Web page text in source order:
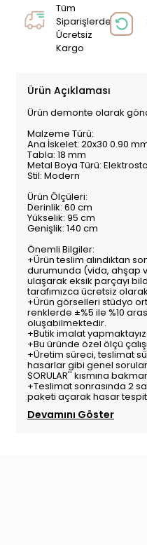
Tüm
Siparişlerde
Ücretsiz
Kargo
Ürün Açıklaması
Ürün demonte olarak
Malzeme Türü:
Ana İskelet: 20x30 0.90
Tabla: 18 mm
Metal Boya Türü:
Stil: Modern
Ürün Ölçüleri:
Derinlik: 60 cm
Yükselik: 95 cm
Genişlik: 140 cm
Önemli Bilgiler:
+Ürün teslim alındıktan
durumunda (vida, ahşap
ulaşarak eksik parçayı
tarafımızca ücretsiz
+Ürün görselleri stüdyo
renklerde ±%5 ile %10
oluşabilmektedir.
+Butik imalat yapmaktayız.
+Bu üründe özel ölçü
+Üretim süreci, teslimat
hasarlar gibi genel sorular
SORULAR'' kısmına
+Teslimat sonrasında 2
paketi açarak hasar
Devamını Göster